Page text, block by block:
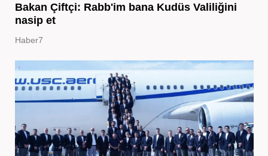
Bakan Çiftçi: Rabb'im bana Kudüs Valiliğini
nasip et
Haber7